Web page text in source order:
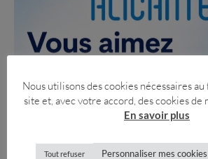
Nous utilisons des cookies nécessaires
site et, avec votre accord, des cookies de
En savoir plus
Tout refuser Personnaliser mes cookies